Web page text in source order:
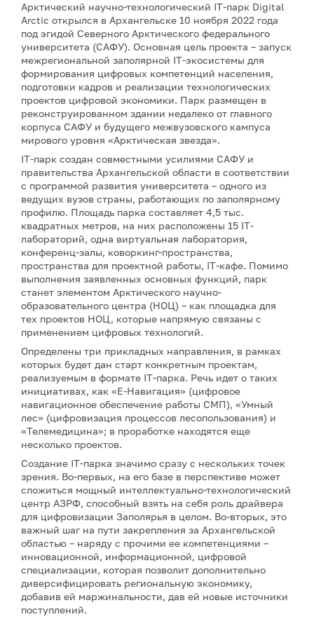
Арктический научно-технологический IT-парк Digital
Arctic открылся в Архангельске 10 ноября 2022 года
под эгидой Северного Арктического федерального
университета (САФУ). Основная цель проекта – запуск
межрегиональной заполярной IT-экосистемы для
формирования цифровых компетенций населения,
подготовки кадров и реализации технологических
проектов цифровой экономики. Парк размещен в
реконструированном здании недалеко от главного
корпуса САФУ и будущего межвузовского кампуса
мирового уровня «Арктическая звезда».
IT-парк создан совместными усилиями САФУ и
правительства Архангельской области в соответствии
с программой развития университета – одного из
ведущих вузов страны, работающих по заполярному
профилю. Площадь парка составляет 4,5 тыс.
квадратных метров, на них расположены 15 IТ-
лабораторий, одна виртуальная лаборатория,
конференц-залы, коворкинг-пространства,
пространства для проектной работы, IТ-кафе. Помимо
выполнения заявленных основных функций, парк
станет элементом Арктического научно-
образовательного центра (НОЦ) – как площадка для
тех проектов НОЦ, которые напрямую связаны с
применением цифровых технологий.
Определены три прикладных направления, в рамках
которых будет дан старт конкретным проектам,
реализуемым в формате IT-парка. Речь идет о таких
инициативах, как «Е-Навигация» (цифровое
навигационное обеспечение работы СМП), «Умный
лес» (цифровизация процессов лесопользования) и
«Телемедицина»; в проработке находятся еще
несколько проектов.
Создание IT-парка значимо сразу с нескольких точек
зрения. Во-первых, на его базе в перспективе может
сложиться мощный интеллектуально-технологический
центр АЗРФ, способный взять на себя роль драйвера
для цифровизации Заполярья в целом. Во-вторых, это
важный шаг на пути закрепления за Архангельской
областью – наряду с прочими ее компетенциями –
инновационной, информационной, цифровой
специализации, которая позволит дополнительно
диверсифицировать региональную экономику,
добавив ей маржинальности, дав ей новые источники
поступлений.